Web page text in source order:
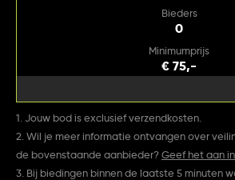
Bieders
0
Minimumprijs
€ 75,-
1. Jouw bod is exclusief verzendkosten.
2. Wil je meer informatie ontvangen over
de bovenstaande aanbieder?Geef het aan
3. Bij biedingen binnen de laatste 5 minuten